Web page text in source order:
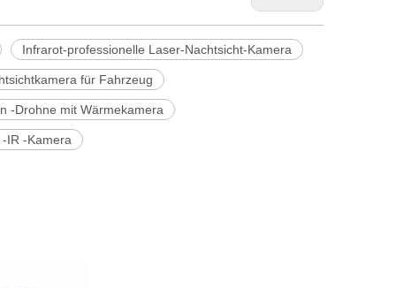
Infrarot-professionelle Laser-Nachtsicht-Kamera
für Fahrzeug
-Drohne mit Wärmekamera
IR -Kamera